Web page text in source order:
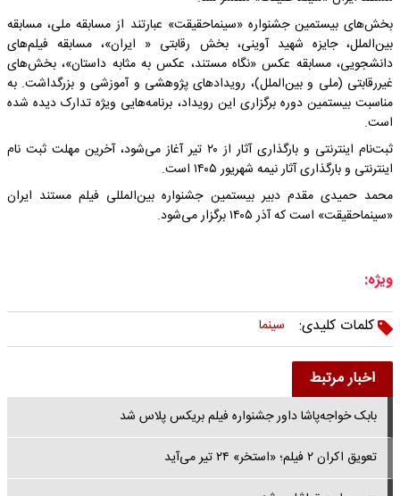
بخش‌های بیستمین جشنواره «سینماحقیقت» عبارتند از مسابقه ملی، مسابقه
بین‌الملل، جایزه شهید آوینی، بخش رقابتی « ایران»، مسابقه فیلم‌های
دانشجویی، مسابقه عکس «نگاه مستند، عکس به مثابه داستان»، بخش‌های
غیررقابتی (ملی و بین‌الملل)، رویدادهای پژوهشی و آموزشی و بزرگداشت. به
مناسبت بیستمین دوره برگزاری این رویداد، برنامه‌هایی ویژه تدارک دیده شده
است.
ثبت‌نام اینترنتی و بارگذاری آثار از ۲۰ تیر آغاز می‌شود، آخرین مهلت ثبت ‌نام
اینترنتی و بارگذاری آثار نیمه شهریور ۱۴۰۵ است.
محمد حمیدی مقدم دبیر بیستمین جشنواره بین‌المللی فیلم مستند ایران
«سینماحقیقت» است که آذر ۱۴۰۵ برگزار می‌شود.
ویژه:
کلمات کلیدی:
سینما
اخبار مرتبط
بابک خواجه‌پاشا داور جشنواره فیلم بریکس پلاس شد
تعویق اکران ۲ فیلم؛ «استخر» ۲۴ تیر می‌آید